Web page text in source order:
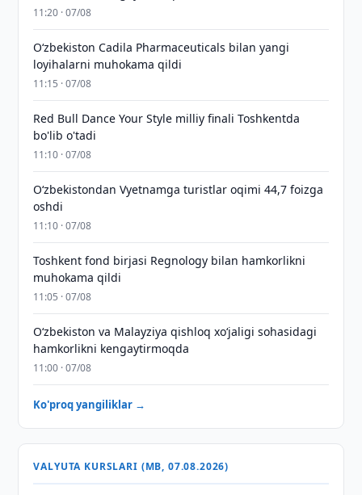
11:20 · 07/08
Oʻzbekiston Cadila Pharmaceuticals bilan yangi
loyihalarni muhokama qildi
11:15 · 07/08
Red Bull Dance Your Style milliy finali Toshkentda
bo'lib o'tadi
11:10 · 07/08
O‘zbekistondan Vyetnamga turistlar oqimi 44,7 foizga
oshdi
11:10 · 07/08
Toshkent fond birjasi Regnology bilan hamkorlikni
muhokama qildi
11:05 · 07/08
Oʻzbekiston va Malayziya qishloq xoʻjaligi sohasidagi
hamkorlikni kengaytirmoqda
11:00 · 07/08
Ko'proq yangiliklar →
VALYUTA KURSLARI (MB, 07.08.2026)